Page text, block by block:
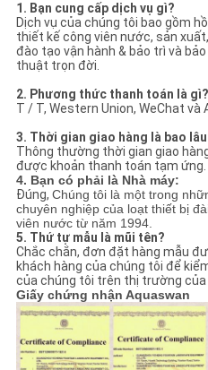
1. Bạn cung cấp dịch vụ gì?
Dịch vụ của chúng tôi bao gồm
thiết kế công viên nước, sản
đào tạo vận hành & bảo trì và
thuật trọn đời.
2. Phương thức thanh toán là gì?
T / T, Western Union, WeChat
3. Thời gian giao hàng là bao
Thông thường thời gian giao
được khoản thanh toán tạm ứng.
4. Bạn có phải là Nhà máy:
Đúng, Chúng tôi là một trong
chuyên nghiệp của loạt thiết bị
viên nước từ năm 1994.
5. Thứ tự mẫu là mũi tên?
Chắc chắn, đơn đặt hàng mẫu
khách hàng của chúng tôi để
của chúng tôi trên thị trường của
Giấy chứng nhận Aquaswan